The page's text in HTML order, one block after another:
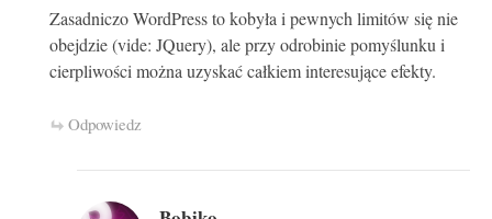
Zasadniczo WordPress to kobyła i pewnych limitów się nie
obejdzie (vide: JQuery), ale przy odrobinie pomyślunku i
cierpliwości można uzyskać całkiem interesujące efekty.
Odpowiedz